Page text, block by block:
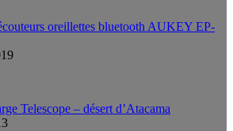
oreillettes bluetooth AUKEY EP-
Telescope – désert d’Atacama